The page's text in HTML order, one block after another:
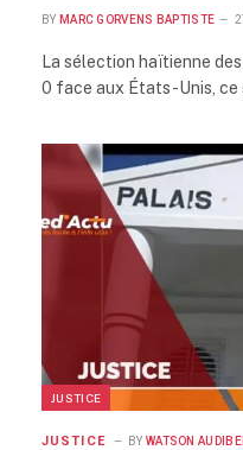
BY MARC GORVENS BAPTISTE
La sélection haïtienne
0 face aux États-Unis, ce
JUSTICE
JUSTICE BY WATSON